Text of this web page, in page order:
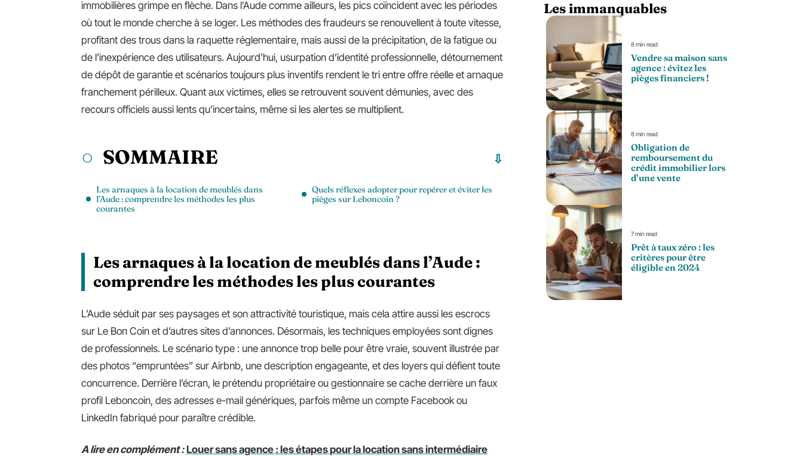
immobilières grimpe en flèche. Dans l’Aude comme ailleurs, les pics coïncident avec les périodes
où tout le monde cherche à se loger. Les méthodes des fraudeurs se renouvellent à toute vitesse,
profitant des trous dans la raquette réglementaire, mais aussi de la précipitation, de la fatigue ou
de l’inexpérience des utilisateurs. Aujourd’hui, usurpation d’identité professionnelle, détournement
de dépôt de garantie et scénarios toujours plus inventifs rendent le tri entre offre réelle et arnaque
franchement périlleux. Quant aux victimes, elles se retrouvent souvent démunies, avec des
recours officiels aussi lents qu’incertains, même si les alertes se multiplient.
SOMMAIRE
Les arnaques à la location de meublés dans
l’Aude : comprendre les méthodes les plus
courantes
Quels réflexes adopter pour repérer et éviter les
pièges sur Leboncoin ?
Les arnaques à la location de meublés dans l’Aude :
comprendre les méthodes les plus courantes
L’Aude séduit par ses paysages et son attractivité touristique, mais cela attire aussi les escrocs
sur Le Bon Coin et d’autres sites d’annonces. Désormais, les techniques employées sont dignes
de professionnels. Le scénario type : une annonce trop belle pour être vraie, souvent illustrée par
des photos “empruntées” sur Airbnb, une description engageante, et des loyers qui défient toute
concurrence. Derrière l’écran, le prétendu propriétaire ou gestionnaire se cache derrière un faux
profil Leboncoin, des adresses e-mail génériques, parfois même un compte Facebook ou
LinkedIn fabriqué pour paraître crédible.
A lire en complément : Louer sans agence : les étapes pour la location sans intermédiaire
Les immanquables
8 min read
Vendre sa maison sans
agence : évitez les
pièges financiers !
8 min read
Obligation de
remboursement du
crédit immobilier lors
d’une vente
7 min read
Prêt à taux zéro : les
critères pour être
éligible en 2024